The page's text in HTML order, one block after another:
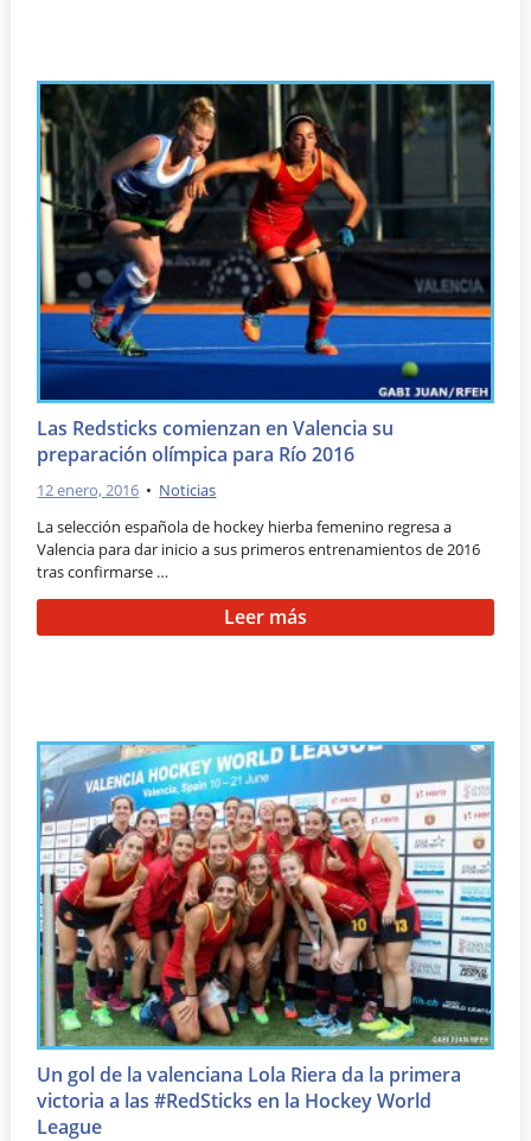
Las Redsticks comienzan en Valencia su
preparación olímpica para Río 2016
12 enero, 2016 • Noticias
La selección española de hockey hierba femenino regresa a
Valencia para dar inicio a sus primeros entrenamientos de 2016
tras confirmarse …
Leer más
Un gol de la valenciana Lola Riera da la primera
victoria a las #RedSticks en la Hockey World
League